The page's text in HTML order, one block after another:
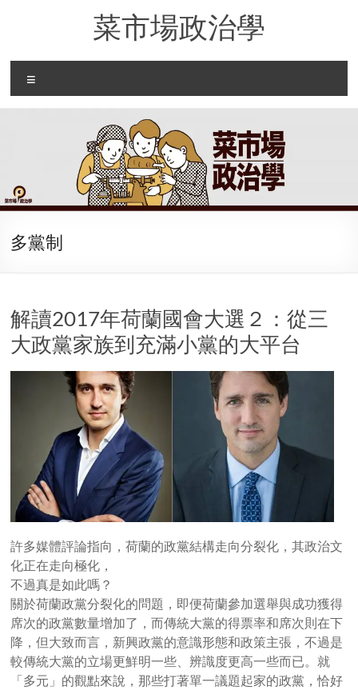
菜市場政治學
多黨制
解讀2017年荷蘭國會大選２：從三
大政黨家族到充滿小黨的大平台
許多媒體評論指向，荷蘭的政黨結構走向分裂化，其政治文
化正在走向極化，
不過真是如此嗎？
關於荷蘭政黨分裂化的問題，即便荷蘭參加選舉與成功獲得
席次的政黨數量增加了，而傳統大黨的得票率和席次則在下
降，但大致而言，新興政黨的意識形態和政策主張，不過是
較傳統大黨的立場更鮮明一些、辨識度更高一些而已。就
「多元」的觀點來說，那些打著單一議題起家的政黨，恰好